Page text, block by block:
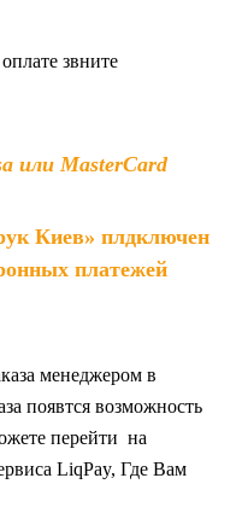
звните
или MasterCard
Киев» плдключен
платежей
менеджером в
появтся возможность
перейти на
LiqPay, Где Вам